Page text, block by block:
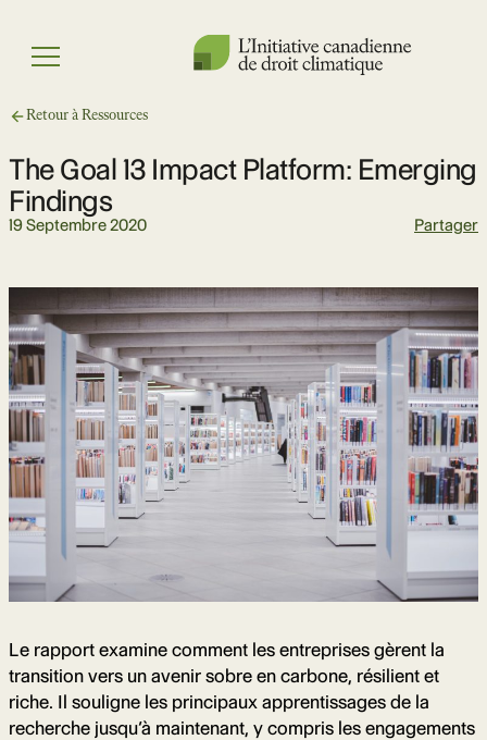
content
Menu
Retour à Ressources
The Goal 13 Impact Platform: Emerging
Findings
19 Septembre 2020 Partager
Le rapport examine comment les entreprises gèrent la
transition vers un avenir sobre en carbone, résilient et
riche. Il souligne les principaux apprentissages de la
recherche jusqu’à maintenant, y compris les engagements